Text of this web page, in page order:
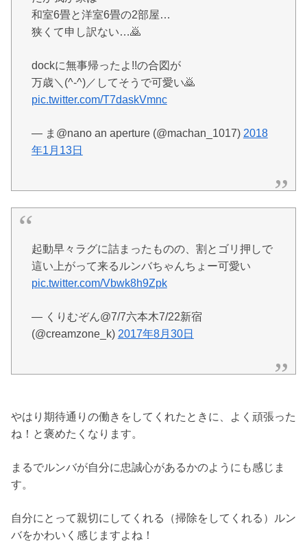
和室6畳と洋室6畳の2部屋…
狭くて申し訳ない…🙇
dockに無事帰ったよ!!の合図が
万歳＼(^-^)／してそうで可愛い🙇
pic.twitter.com/T7daskVmnc
— ま@nano an aperture (@machan_1017) 2018
年1月13日
起動早々ラグに詰まったものの、割とゴリ押しで
這い上がって来るルンバちゃんちょー可愛い
pic.twitter.com/Vbwk8h9Zpk
— くりむぞん@7/7六本木7/22新宿
(@creamzone_k) 2017年8月30日
やはり期待通りの働きをしてくれたときに、よく頑張った
ね！と褒めたくなります。
まるでルンバが自分に忠誠心があるかのようにも感じま
す。
自分にとって親切にしてくれる（掃除をしてくれる）ルン
バをかわいく感じますよね！